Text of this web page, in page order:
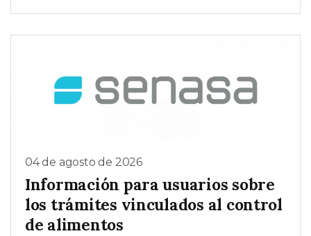
04 de agosto de 2026
Información para usuarios sobre
los trámites vinculados al control
de alimentos